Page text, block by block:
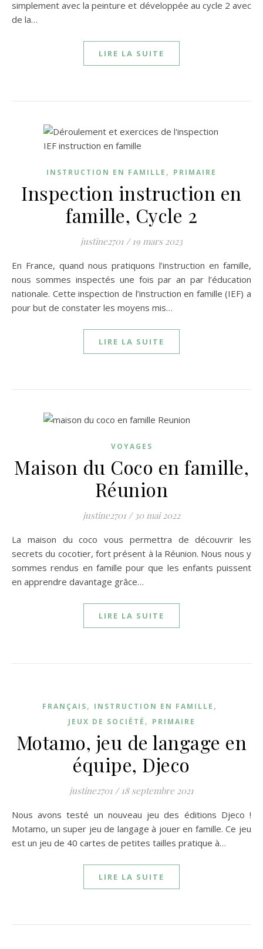
simplement avec la peinture et développée au cycle 2 avec
de la…
LIRE LA SUITE
INSTRUCTION EN FAMILLE , PRIMAIRE
Inspection instruction en
famille, Cycle 2
justine2701 / 19 mars 2023
En France, quand nous pratiquons l’instruction en famille,
nous sommes inspectés une fois par an par l’éducation
nationale. Cette inspection de l’instruction en famille (IEF) a
pour but de constater les moyens mis…
LIRE LA SUITE
VOYAGES
Maison du Coco en famille,
Réunion
justine2701 / 30 mai 2022
La maison du coco vous permettra de découvrir les
secrets du cocotier, fort présent à la Réunion. Nous nous y
sommes rendus en famille pour que les enfants puissent
en apprendre davantage grâce…
LIRE LA SUITE
FRANÇAIS, INSTRUCTION EN FAMILLE ,
JEUX DE SOCIÉTÉ , PRIMAIRE
Motamo, jeu de langage en
équipe, Djeco
justine2701 / 18 septembre 2021
Nous avons testé un nouveau jeu des éditions Djeco !
Motamo, un super jeu de langage à jouer en famille. Ce jeu
est un jeu de 40 cartes de petites tailles pratique à…
LIRE LA SUITE